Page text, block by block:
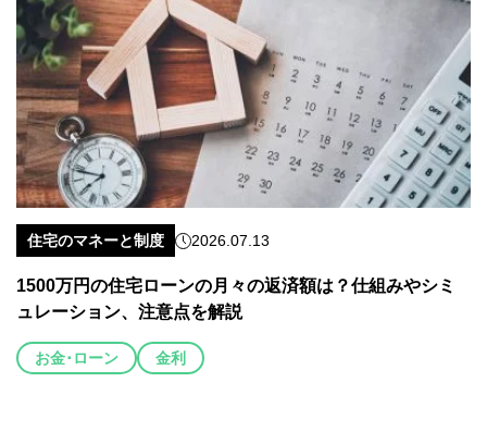
住宅のマネーと制度 2026.07.13
1500万円の住宅ローンの月々の返済額は？仕組みやシミ
ュレーション、注意点を解説
お金･ローン 金利